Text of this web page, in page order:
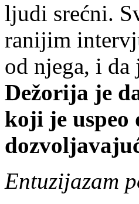
ljudi srećni.
ranijim
od njega, i
Dežorija je
koji je uspeo
Entuzijazam